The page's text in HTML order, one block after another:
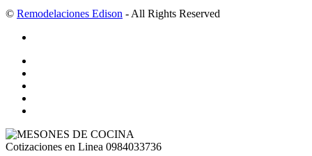
© Remodelaciones Edison - All Rights Reserved
Cotizaciones en Linea 0984033736